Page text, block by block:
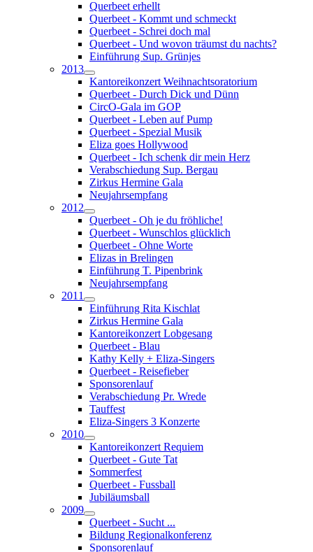
Querbeet erhellt
Querbeet - Kommt und schmeckt
Querbeet - Schrei doch mal
Querbeet - Und wovon träumst du nachts?
Einführung Sup. Grünjes
2013
Kantoreikonzert Weihnachtsoratorium
Querbeet - Durch Dick und Dünn
CircO-Gala im GOP
Querbeet - Leben auf Pump
Querbeet - Spezial Musik
Eliza goes Hollywood
Querbeet - Ich schenk dir mein Herz
Verabschiedung Sup. Bergau
Zirkus Hermine Gala
Neujahrsempfang
2012
Querbeet - Oh je du fröhliche!
Querbeet - Wunschlos glücklich
Querbeet - Ohne Worte
Elizas in Brelingen
Einführung T. Pipenbrink
Neujahrsempfang
2011
Einführung Rita Kischlat
Zirkus Hermine Gala
Kantoreikonzert Lobgesang
Querbeet - Blau
Kathy Kelly + Eliza-Singers
Querbeet - Reisefieber
Sponsorenlauf
Verabschiedung Pr. Wrede
Tauffest
Eliza-Singers 3 Konzerte
2010
Kantoreikonzert Requiem
Querbeet - Gute Tat
Sommerfest
Querbeet - Fussball
Jubiläumsball
2009
Querbeet - Sucht ...
Bildung Regionalkonferenz
Sponsorenlauf